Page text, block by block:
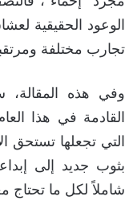
الوعود الحقيقية
تجارب مختلفة
وفي هذه
القادمة في هذا
التي تجعلها تستحق
بثوب جديد إلى
شاملاً لكل ما تحتاج